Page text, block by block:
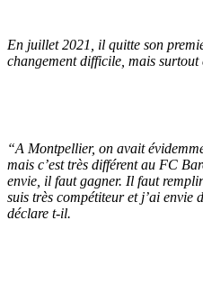
En juillet 2021, il quitte son
changement difficile, mais
“A Montpellier, on avait
mais c’est très différent au FC
envie, il faut gagner. Il faut
suis très compétiteur et j’ai envie
déclare t-il.